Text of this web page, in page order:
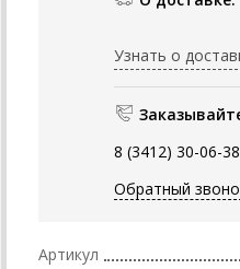
Узнать о
8 (3412) 30-06-38
Обратный
Артикул